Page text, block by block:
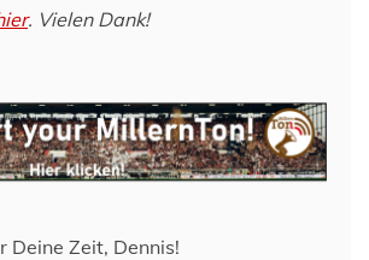
. Vielen Dank!
Deine Zeit, Dennis!